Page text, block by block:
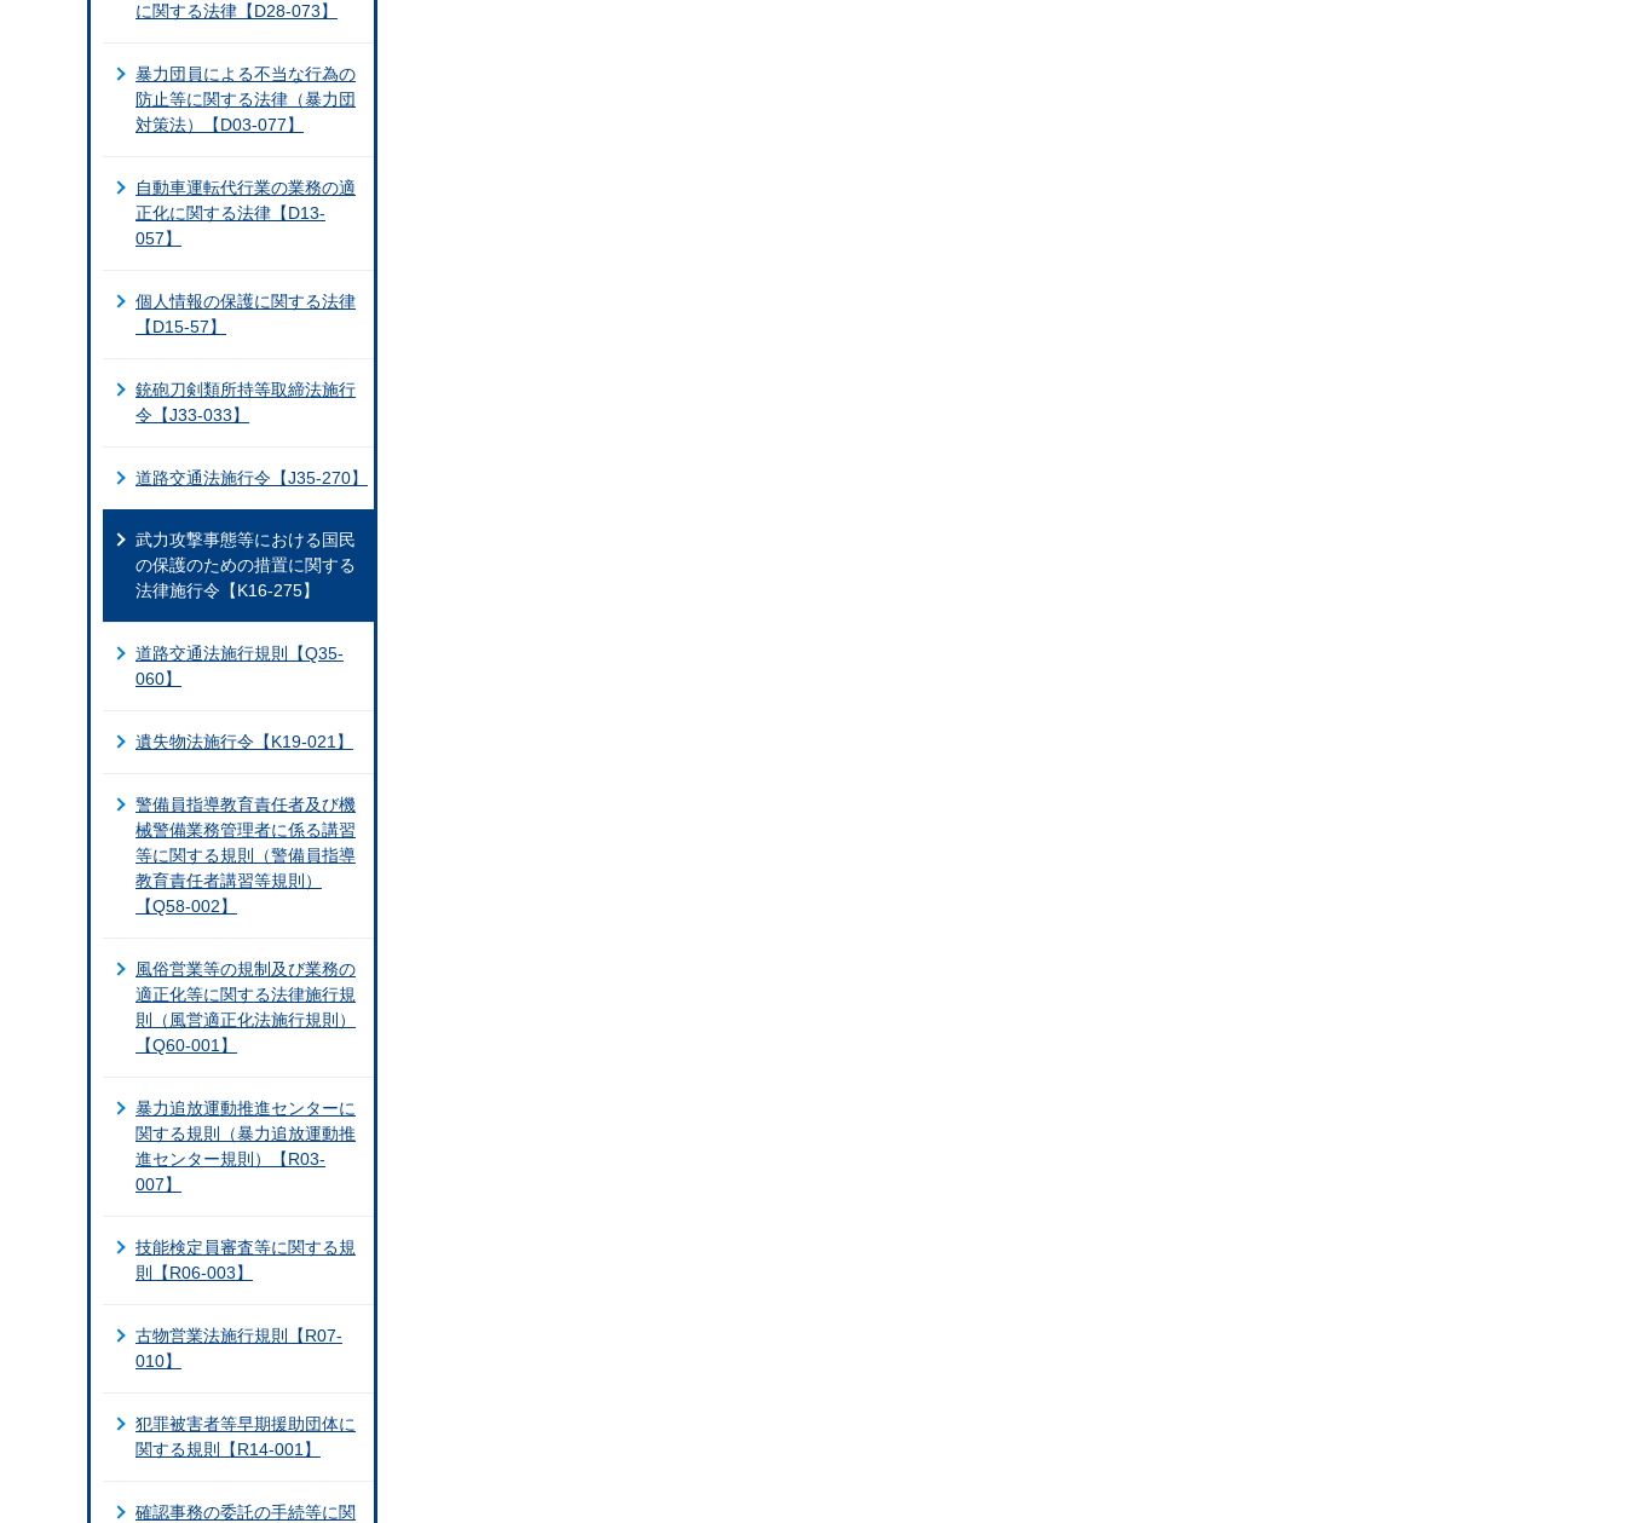
に関する法律【D28-073】
暴力団員による不当な行為の
防止等に関する法律（暴力団
対策法）【D03-077】
自動車運転代行業の業務の適
正化に関する法律【D13-
057】
個人情報の保護に関する法律
【D15-57】
銃砲刀剣類所持等取締法施行
令【J33-033】
道路交通法施行令【J35-270】
武力攻撃事態等における国民
の保護のための措置に関する
法律施行令【K16-275】
道路交通法施行規則【Q35-
060】
遺失物法施行令【K19-021】
警備員指導教育責任者及び機
械警備業務管理者に係る講習
等に関する規則（警備員指導
教育責任者講習等規則）
【Q58-002】
風俗営業等の規制及び業務の
適正化等に関する法律施行規
則（風営適正化法施行規則）
【Q60-001】
暴力追放運動推進センターに
関する規則（暴力追放運動推
進センター規則）【R03-
007】
技能検定員審査等に関する規
則【R06-003】
古物営業法施行規則【R07-
010】
犯罪被害者等早期援助団体に
関する規則【R14-001】
確認事務の委託の手続等に関